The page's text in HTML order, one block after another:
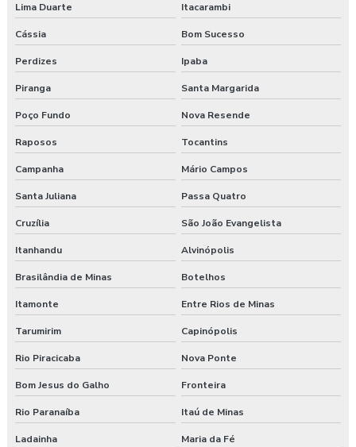
Lima Duarte Itacarambi
Cássia Bom Sucesso
Perdizes Ipaba
Piranga Santa Margarida
Poço Fundo Nova Resende
Raposos Tocantins
Campanha Mário Campos
Santa Juliana Passa Quatro
Cruzília São João Evangelista
Itanhandu Alvinópolis
Brasilândia de Minas Botelhos
Itamonte Entre Rios de Minas
Tarumirim Capinópolis
Rio Piracicaba Nova Ponte
Bom Jesus do Galho Fronteira
Rio Paranaíba Itaú de Minas
Ladainha Maria da Fé